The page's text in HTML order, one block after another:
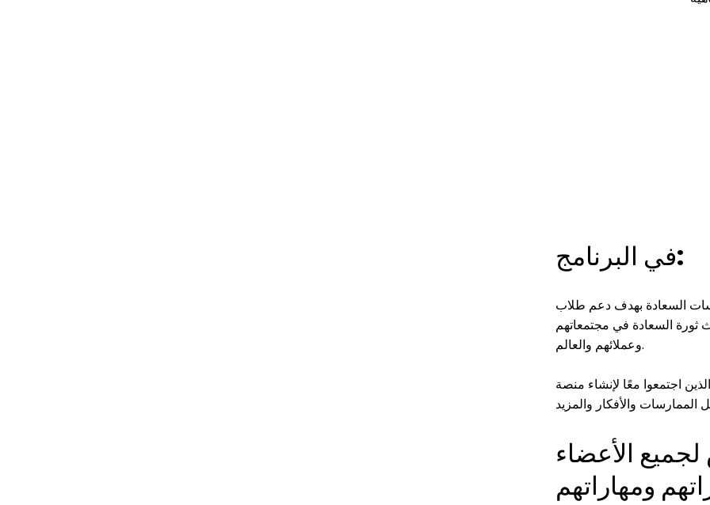
في البرنامج:
السعادة بهدف دعم طلاب
ثورة السعادة في مجتمعاتهم
وعملائهم والعالم.
اجتمعوا معًا لإنشاء منصة
الأعضاء
ومهاراتهم